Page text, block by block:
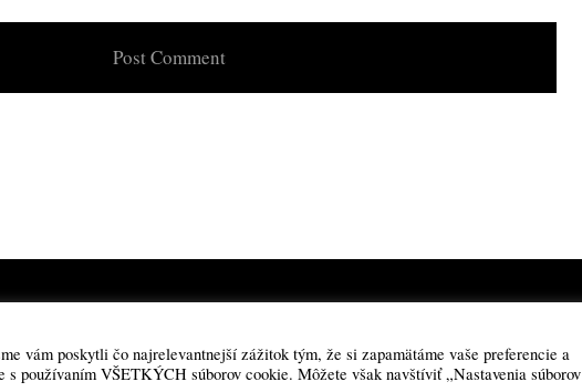
vám poskytli čo najrelevantnejší zážitok tým, že si zapamätáme vaše preferencie a
používaním VŠETKÝCH súborov cookie. Môžete však navštíviť „Nastavenia súborov